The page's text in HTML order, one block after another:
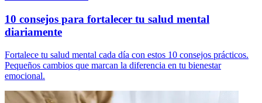
10 consejos para fortalecer tu salud mental
diariamente
Fortalece tu salud mental cada día con estos 10 consejos prácticos.
Pequeños cambios que marcan la diferencia en tu bienestar
emocional.